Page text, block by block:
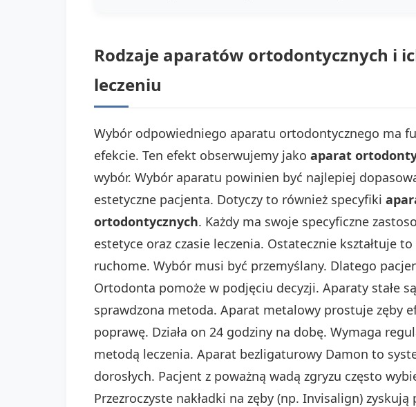
Rodzaje aparatów ortodontycznych i
leczeniu
Wybór odpowiedniego aparatu ortodontycznego ma
efekcie. Ten efekt obserwujemy jako aparat
wybór. Wybór aparatu powinien być najlepiej
estetyczne pacjenta. Dotyczy to również specyfiki
ortodontycznych. Każdy ma swoje specyficzne
estetyce oraz czasie leczenia. Ostatecznie kształtuje
ruchome. Wybór musi być przemyślany. Dlatego
Ortodonta pomoże w podjęciu decyzji. Aparaty stałe
sprawdzona metoda. Aparat metalowy prostuje zęby
poprawę. Działa on 24 godziny na dobę. Wymaga
metodą leczenia. Aparat bezligaturowy Damon to
dorosłych. Pacjent z poważną wadą zgryzu często
Przezroczyste nakładki na zęby (np. Invisalign)